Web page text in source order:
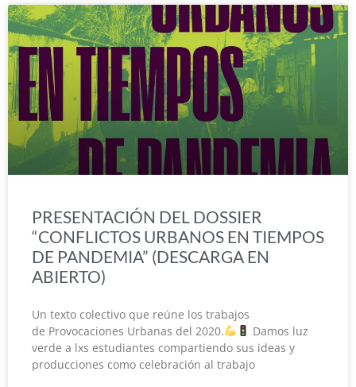
PRESENTACIÓN DEL DOSSIER
“CONFLICTOS URBANOS EN TIEMPOS
DE PANDEMIA” (DESCARGA EN
ABIERTO)
Un texto colectivo que reúne los trabajos
de Provocaciones Urbanas del 2020.
Damos luz
verde a lxs estudiantes compartiendo sus ideas y
producciones como celebración al trabajo